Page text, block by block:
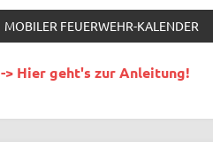
MOBILER FEUERWEHR-KALENDER
-> Hier geht's zur Anleitung!